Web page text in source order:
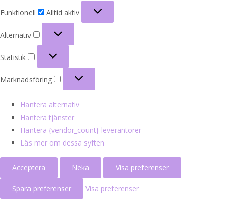
Funktionell
Alltid aktiv
Alternativ
Statistik
Marknadsföring
Hantera alternativ
Hantera tjänster
Hantera {vendor_count}-leverantörer
Läs mer om dessa syften
Acceptera Neka Visa preferenser
Spara preferenser Visa preferenser